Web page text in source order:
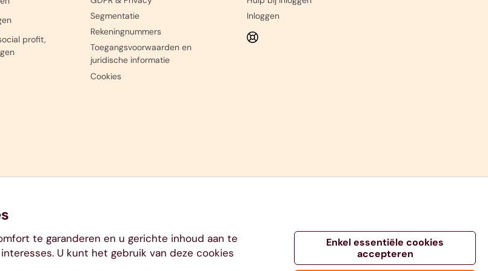
profit,
Segmentatie
Rekeningnummers
Toegangsvoorwaarden en
juridische informatie
Cookies
Inloggen
te garanderen en u gerichte inhoud aan te
U kunt het gebruik van deze cookies
Enkel essentiële cookies
accepteren